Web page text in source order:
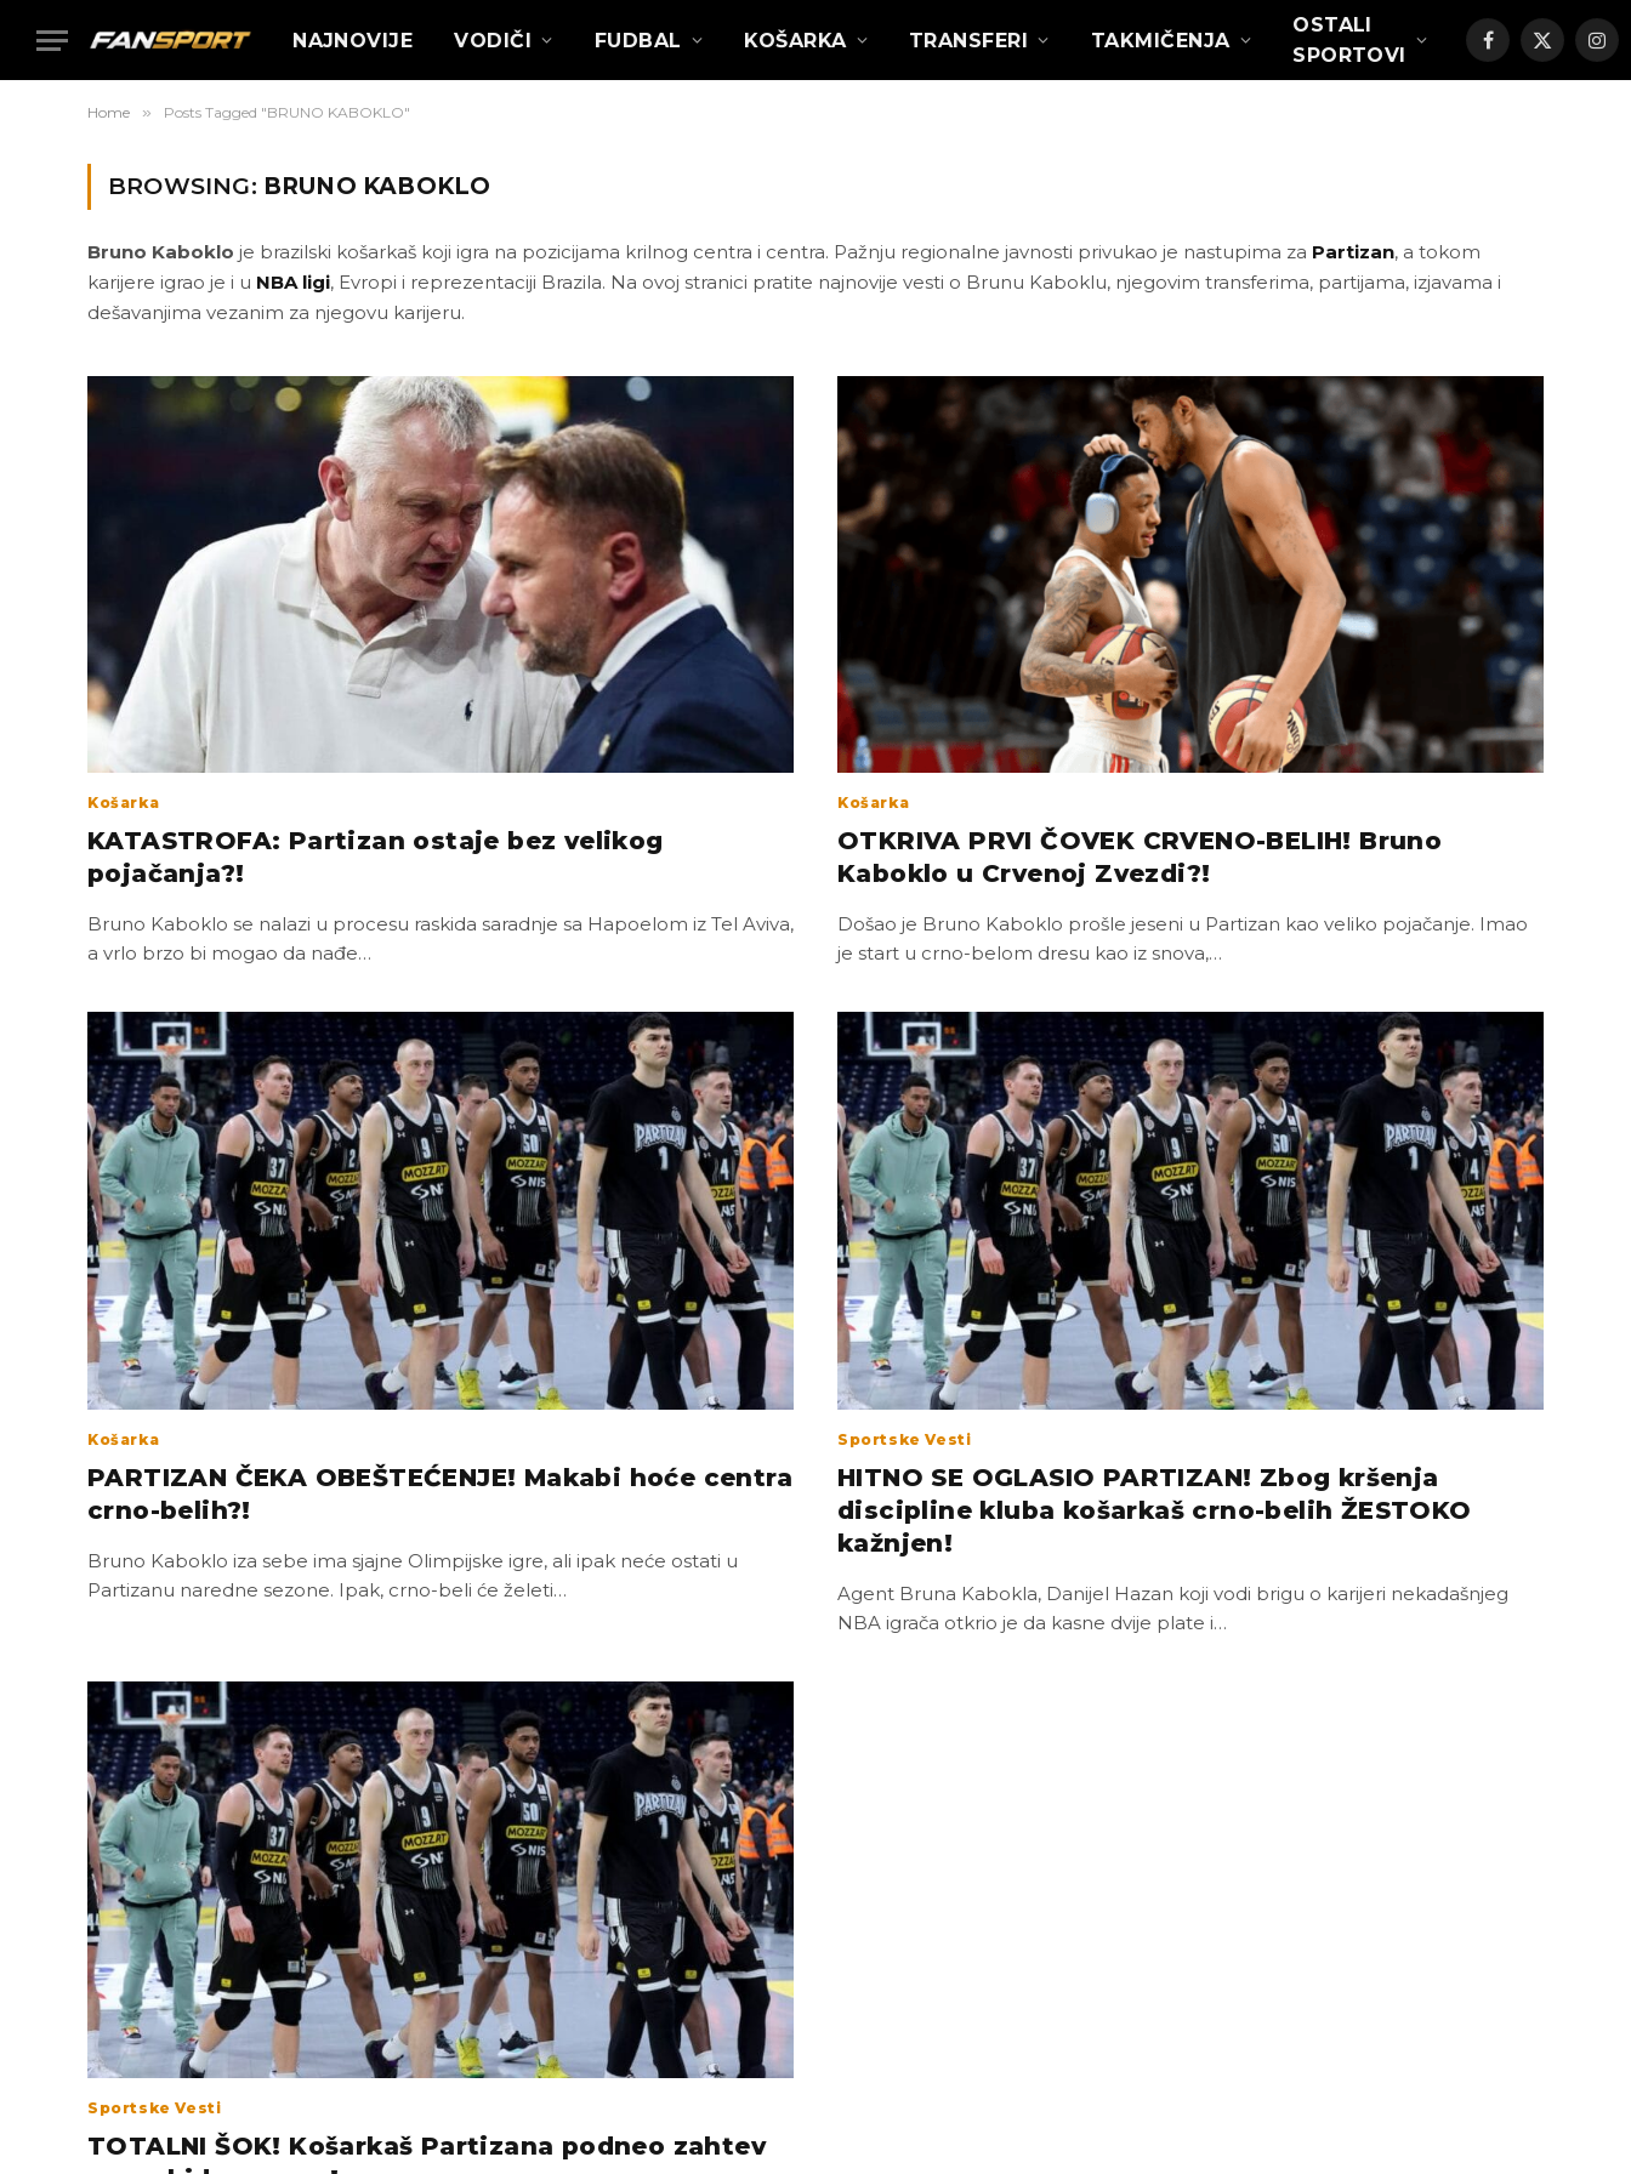
NAJNOVIJE VODIČI FUDBAL KOŠARKA TRANSFERI TAKMIČENJA
OSTALI
SPORTOVI
Facebook
X
(Twitter)
Home » Posts Tagged "BRUNO KABOKLO"
BROWSING: BRUNO KABOKLO
Bruno Kaboklo je brazilski košarkaš koji igra na pozicijama krilnog centra i centra. Pažnju regionalne javnosti privukao je nastupima za Partizan, a tokom
karijere igrao je i u NBA ligi, Evropi i reprezentaciji Brazila. Na ovoj stranici pratite najnovije vesti o Brunu Kaboklu, njegovim transferima, partijama, izjavama i
dešavanjima vezanim za njegovu karijeru.
Košarka
KATASTROFA: Partizan ostaje bez velikog
pojačanja?!
Bruno Kaboklo se nalazi u procesu raskida saradnje sa Hapoelom iz Tel Aviva,
a vrlo brzo bi mogao da nađe…
Košarka
OTKRIVA PRVI ČOVEK CRVENO-BELIH! Bruno
Kaboklo u Crvenoj Zvezdi?!
Došao je Bruno Kaboklo prošle jeseni u Partizan kao veliko pojačanje. Imao
je start u crno-belom dresu kao iz snova,…
Košarka
PARTIZAN ČEKA OBEŠTEĆENJE! Makabi hoće centra
crno-belih?!
Bruno Kaboklo iza sebe ima sjajne Olimpijske igre, ali ipak neće ostati u
Partizanu naredne sezone. Ipak, crno-beli će želeti…
Sportske Vesti
HITNO SE OGLASIO PARTIZAN! Zbog kršenja
discipline kluba košarkaš crno-belih ŽESTOKO
kažnjen!
Agent Bruna Kabokla, Danijel Hazan koji vodi brigu o karijeri nekadašnjeg
NBA igrača otkrio je da kasne dvije plate i…
Sportske Vesti
TOTALNI ŠOK! Košarkaš Partizana podneo zahtev